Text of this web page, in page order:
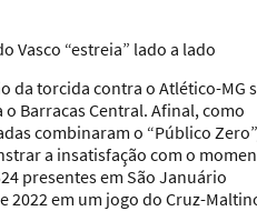
Vasco “estreia” lado a lado
da torcida contra o Atlético-MG
Barracas Central. Afinal, como
combinaram o “Público
a insatisfação com o
presentes em São Januário
2022 em um jogo do Cruz-